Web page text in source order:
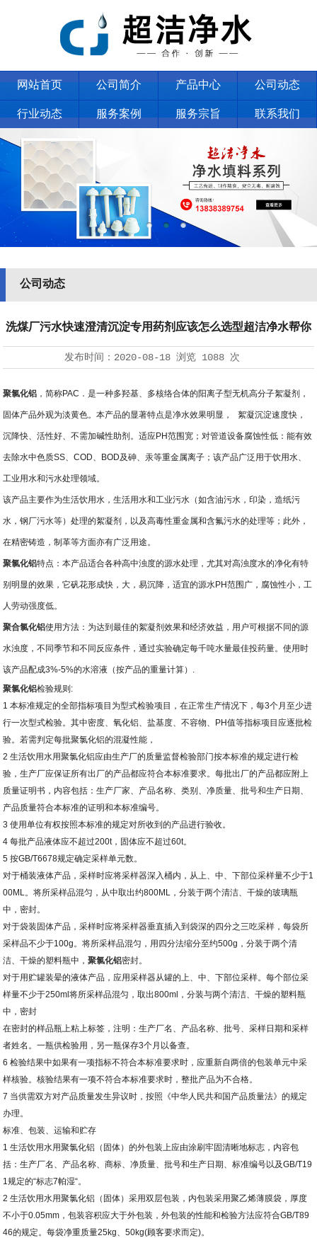
网站首页 公司简介 产品中心 公司动态
行业动态 服务案例 服务宗旨 联系我们
公司动态
洗煤厂污水快速澄清沉淀专用药剂应该怎么选型超洁净水帮你
发布时间： 2020-08-18浏览 1088 次
聚氯化铝 ，简称PAC ．是一种多羟基、多核络合体的阳离子型无机高分子絮凝剂，
固体产品外观为淡黄色。本产品的显著特点是净水效果明显， 絮凝沉淀速度快，
沉降快、活性好、不需加碱性助剂。适应PH范围宽；对管道设备腐蚀性低：能有效
去除水中色质SS、COD、 BOD及砷、汞等重金属离子；该产品广泛用于饮用水、
工业用水和污水处理领域。
该产品主要作为生活饮用水，生活用水和工业污水（如含油污水，印染，造纸污
水，钢厂污水等）处理的絮凝剂，以及高毒性重金属和含氟污水的处理等；此外，
在精密铸造，制革等方面亦有广泛用途。
聚氯化铝特点：本产品适合各种高中浊度的源水处理，尤其对高浊度水的净化有特
别明显的效果，它矾花形成快，大，易沉降，适宜的源水PH范围广，腐蚀性小，工
人劳动强度低。
聚合氯化铝使用方法：为达到最佳的絮凝剂效果和经济效益，用户可根据不同的源
水浊度，不同季节和不同反应条件，通过实验确定每千吨水量最佳投药量。使用时
该产品配成3%-5%的水溶液（按产品的重量计算） .
聚氯化铝检验规则 :
1本标准规定的全部指标项目为型式检验项目，在正常生产情况下，每3个月至少进
行一次型式检验。其中密度、氧化铝、盐基度、不容物、
PH值等指标项目应逐批检
验。若需判定每批聚氯化铝的混凝性能，
2生活饮用水用聚氯化铝应由生产厂的质量监督检验部门按本标准的规定进行检
验，生产厂应保证所有出厂的产品都应符合本标准要求。每批出厂的产品都应附上
质量证明书，内容包括：生产厂家、产品名称、类别、净质量、批号和生产日期、
产品质量符合本标准的证明和本标准编号。
3使用单位有权按照本标准的规定对所收到的产品进行验收。
4每批产品液体应不超过200t，固体应不超过60t。
5按GB/T6678规定确定采样单元数。
对于桶装液体产品，采样时应将采样器深入桶内，从上、中、下部位采样量不少于1
00ML。将所采样品混匀，从中取出约800ML ，分装于两个清洁、干燥的玻璃瓶
中，密封。
对于袋装固体产品，采样时应将采样器垂直插入到袋深的四分之三吃采样，每袋所
采样品不少于100g。将所采样品混匀，用四分法缩分至约500g ，分装于两个清
洁、干燥的塑料瓶中，聚氯化铝密封。
对于用贮罐装晕的液体产品，应用采样器从罐的上、中、下部位采样。每个部位采
样量不少于250ml将所采样品混匀，取出800ml ，分装与两个清洁、干燥的塑料瓶
中，密封
在密封的样品瓶上粘上标签，注明：生产厂名、产品名称、批号、采样日期和采样
者姓名。一瓶供检验用，另一瓶保存3个月以备查。
6检验结果中如果有一项指标不符合本标准要求时，应重新自两倍的包装单元中采
样核验。核验结果有一项不符合本标准要求时，整批产品为不合格。
7 当供需双方对产品质量发生异议时，按照《中华人民共和国产品质量法》的规定
办理。
标准、包装、运输和贮存
1生活饮用水用聚氯化铝（固体）的外包装上应由涂刷牢固清晰地标志，内容包
括：生产厂名、产品名称、商标、净质量、批号和生产日期、标准编号以及GB/T19
1规定的“标志7帕湿“。
2生活饮用水用聚氯化铝（固体）采用双层包装，内包装采用聚乙烯薄膜袋，厚度
不小于0.05mm ，包装容积应大于外包装，外包装的性能和检验方法应符合GB/T89
46的规定。每袋净重质量25kg、50kg(顾客要求而定)。